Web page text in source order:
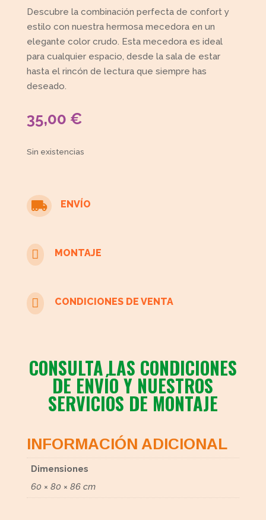
Descubre la combinación perfecta de confort y
estilo con nuestra hermosa mecedora en un
elegante color crudo. Esta mecedora es ideal
para cualquier espacio, desde la sala de estar
hasta el rincón de lectura que siempre has
deseado.
35,00 €
Sin existencias
 ENVÍO
 MONTAJE
 CONDICIONES DE VENTA
CONSULTA LAS CONDICIONES
DE ENVÍO Y NUESTROS
SERVICIOS DE MONTAJE
INFORMACIÓN ADICIONAL
Dimensiones
60 × 80 × 86 cm